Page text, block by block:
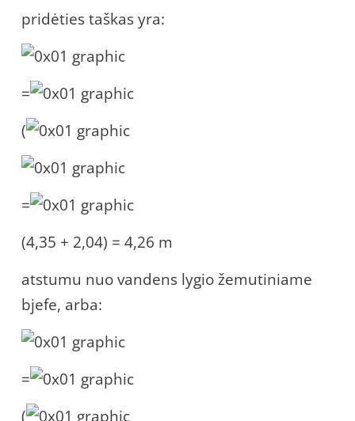
pridėties taškas yra:
=
(
=
(4,35 + 2,04) = 4,26 m
atstumu nuo vandens lygio žemutiniame
bjefe, arba:
=
(